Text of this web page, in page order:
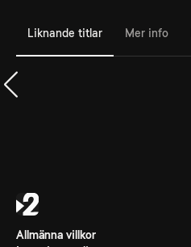
Liknande titlar Mer info
Allmänna villkor